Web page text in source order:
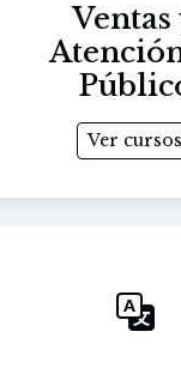
Ventas
Ver cursos